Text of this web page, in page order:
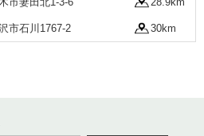
市石川1767-2 30km